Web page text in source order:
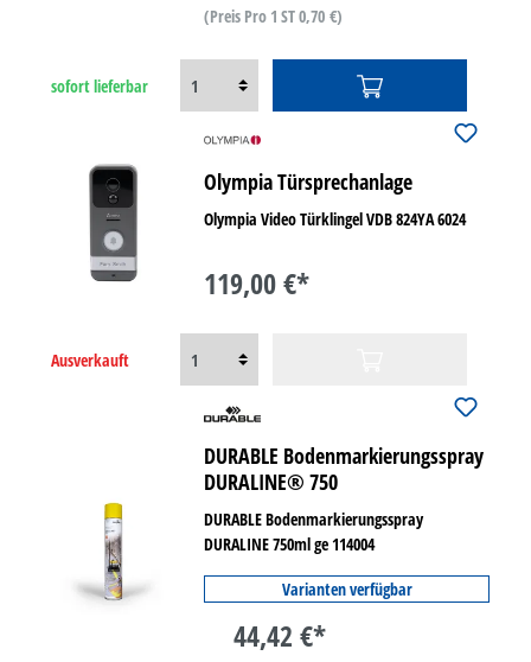
(Preis Pro 1 ST 0,70 €)
sofort lieferbar
Olympia Türsprechanlage
Olympia Video Türklingel VDB 824YA 6024
119,00 €*
Ausverkauft
DURABLE Bodenmarkierungsspray
DURALINE® 750
DURABLE Bodenmarkierungsspray
DURALINE 750ml ge 114004
Varianten verfügbar
44,42 €*